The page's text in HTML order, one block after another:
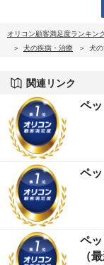
オリコン顧客満足度ランキン
犬の疾病・治療
犬
関連リンク
ペ
ペ
ペ
（